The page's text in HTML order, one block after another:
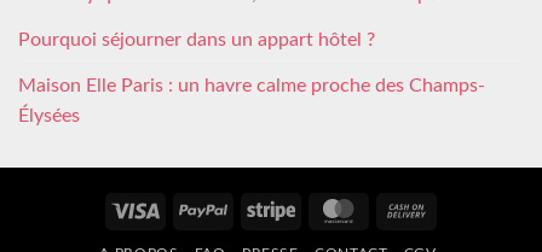
Pourquoi séjourner dans un appart hôtel ?
Maison Elle Paris : un havre calme proche des Champs-
Élysées
Visa PayPal Stripe MasterCard